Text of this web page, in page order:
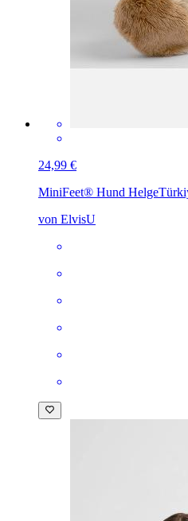
24,99 €
MiniFeet® Hund Helge
von ElvisU